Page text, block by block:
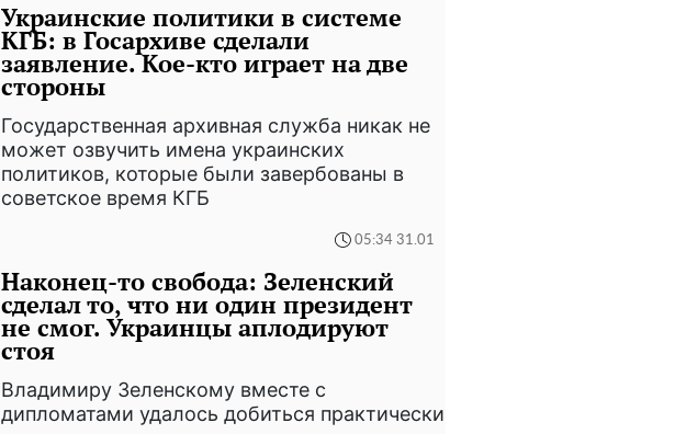
Украинские политики в системе
КГБ: в Госархиве сделали
заявление. Кое-кто играет на две
стороны
Государственная архивная служба никак не
может озвучить имена украинских
политиков, которые были завербованы в
советское время КГБ
05:34 31.01
Наконец-то свобода: Зеленский
сделал то, что ни один президент
не смог. Украинцы аплодируют
стоя
Владимиру Зеленскому вместе с
дипломатами удалось добиться практически